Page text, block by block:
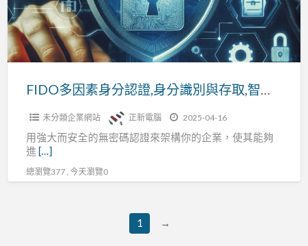
分
認
證,
身
FIDO多因素身分認證,身分識別與存取,智慧卡
未分類企業網站 正新電腦 2025-04-16
用強大而安全的無密碼認證來架構你的企業，使其能夠
進 […]
總瀏覽377 , 今天瀏覽0
1 →